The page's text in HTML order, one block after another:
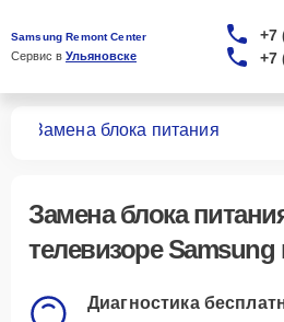
Samsung Remont Center
Сервис в Ульяновске
+7
+7
Замена блока питания
Замена блока
телевизоре Samsung
Диагностика